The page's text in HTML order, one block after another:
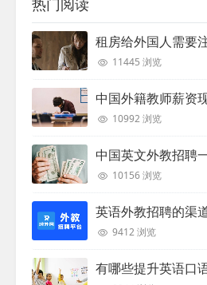
热门阅读
租房给外国人需要
11445 浏览
10992 浏览
中国英文外教招聘
10156 浏览
英语外教招聘的渠
9412 浏览
有哪些提升英语口